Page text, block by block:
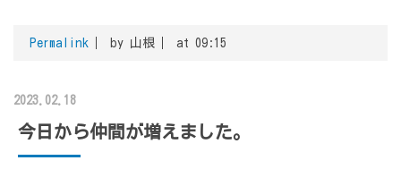
Permalink by 山根 at 09:15
2023.02.18
今日から仲間が増えました。